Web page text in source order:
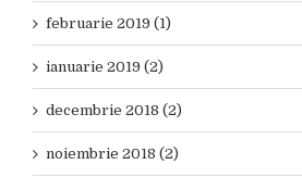
februarie 2019 (1)
ianuarie 2019 (2)
decembrie 2018 (2)
noiembrie 2018 (2)